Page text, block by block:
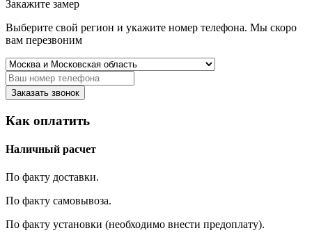
Закажите замер
Выберите свой регион и укажите номер телефона. Мы скоро
вам перезвоним
Заказать звонок
Как оплатить
Наличный расчет
По факту доставки.
По факту самовывоза.
По факту установки (необходимо внести предоплату).